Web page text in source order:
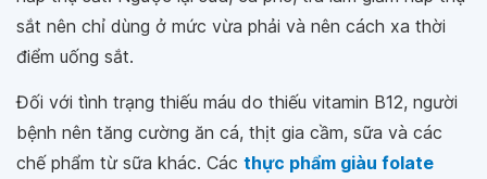
sắt nên chỉ dùng ở mức vừa phải và nên cách xa thời
điểm uống sắt.
Đối với tình trạng thiếu máu do thiếu vitamin B12, người
bệnh nên tăng cường ăn cá, thịt gia cầm, sữa và các
chế phẩm từ sữa khác. Các thực phẩm giàu folate